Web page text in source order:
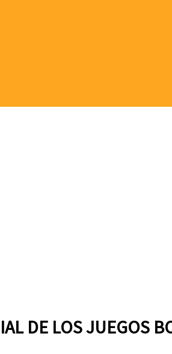
DE LOS JUEGOS